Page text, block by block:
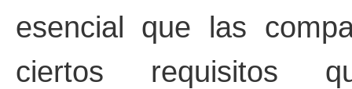
esencial que las
ciertos requisitos